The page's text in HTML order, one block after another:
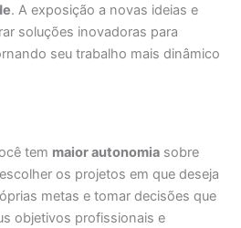
. A exposição a novas ideias e
soluções inovadoras para
seu trabalho mais dinâmico
tem maior autonomia sobre
os projetos em que deseja
metas e tomar decisões que
objetivos profissionais e